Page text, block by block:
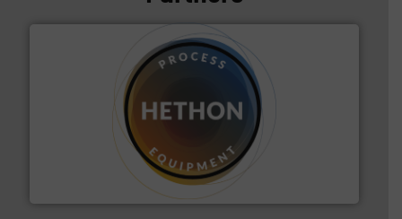
HETHON is wereldwijd specialist in poeder- en
vloeistofdosering, met name bij lastig te verwerken
Meer info ➜